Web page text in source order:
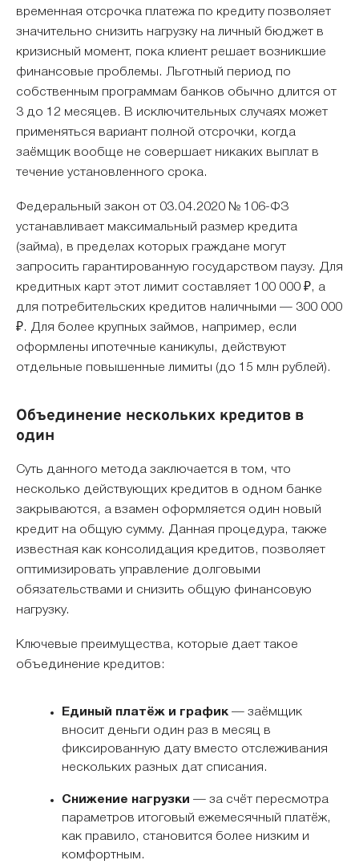
временная отсрочка платежа по кредиту позволяет
значительно снизить нагрузку на личный бюджет в
кризисный момент, пока клиент решает возникшие
финансовые проблемы. Льготный период по
собственным программам банков обычно длится от
3 до 12 месяцев. В исключительных случаях может
применяться вариант полной отсрочки, когда
заёмщик вообще не совершает никаких выплат в
течение установленного срока.
Федеральный закон от 03.04.2020 № 106-ФЗ
устанавливает максимальный размер кредита
(займа), в пределах которых граждане могут
запросить гарантированную государством паузу. Для
кредитных карт этот лимит составляет 100 000 ₽, а
для потребительских кредитов наличными — 300 000
₽. Для более крупных займов, например, если
оформлены ипотечные каникулы, действуют
отдельные повышенные лимиты (до 15 млн рублей).
Объединение нескольких кредитов в
один
Суть данного метода заключается в том, что
несколько действующих кредитов в одном банке
закрываются, а взамен оформляется один новый
кредит на общую сумму. Данная процедура, также
известная как консолидация кредитов, позволяет
оптимизировать управление долговыми
обязательствами и снизить общую финансовую
нагрузку.
Ключевые преимущества, которые дает такое
объединение кредитов:
Единый платёж и график— заёмщик
вносит деньги один раз в месяц в
фиксированную дату вместо отслеживания
нескольких разных дат списания.
Снижение нагрузки — за счёт пересмотра
параметров итоговый ежемесячный платёж,
как правило, становится более низким и
комфортным.